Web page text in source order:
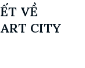
VỀ
CITY